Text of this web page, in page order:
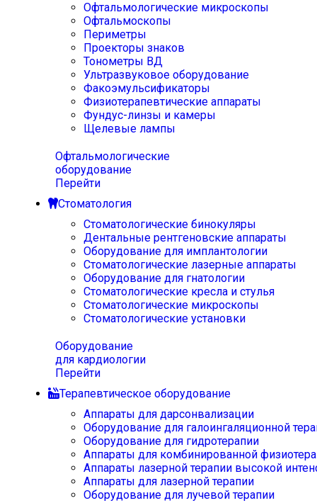
Офтальмологические микроскопы
Офтальмоскопы
Периметры
Проекторы знаков
Тонометры ВД
Ультразвуковое оборудование
Факоэмульсификаторы
Физиотерапевтические аппараты
Фундус-линзы и камеры
Щелевые лампы
Офтальмологические
оборудование
Перейти
Стоматология
Стоматологические бинокуляры
Дентальные рентгеновские аппараты
Оборудование для имплантологии
Стоматологические лазерные аппараты
Оборудование для гнатологии
Стоматологические кресла и стулья
Стоматологические микроскопы
Стоматологические установки
Оборудование
для кардиологии
Перейти
Терапевтическое оборудование
Аппараты для дарсонвализации
Оборудование для галоингаляционной
Оборудование для гидротерапии
Аппараты для комбинированной
Аппараты лазерной терапии высокой
Аппараты для лазерной терапии
Оборудование для лучевой терапии